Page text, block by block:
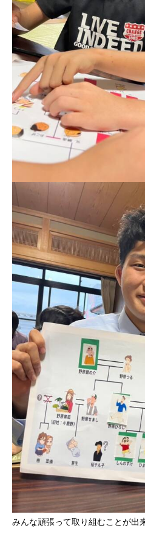
みんな頑張って取り組むことが出